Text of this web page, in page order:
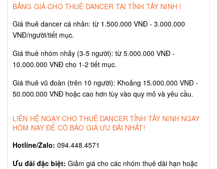
BẢNG GIÁ CHO THUÊ DANCER TẠI TỈNH TÂY NINH !
Giá thuê dancer cá nhân: từ 1.500.000 VNĐ - 3.000.000
VNĐ/người/tiết mục.
Giá thuê nhóm nhảy (3-5 người): từ 5.000.000 VNĐ -
10.000.000 VNĐ cho 1-2 tiết mục.
Giá thuê vũ đoàn (trên 10 người): Khoảng 15.000.000 VNĐ -
50.000.000 VNĐ hoặc cao hơn tùy vào quy mô và yêu cầu.
LIÊN HỆ NGAY CHO THUÊ DANCER TỈNH TÂY NINH NGAY
HÔM NAY ĐỂ CÓ BÁO GIÁ ƯU ĐÃI NHẤT!
Hotline/Zalo: 094.448.4571
Ưu đãi đặc biệt: Giảm giá cho các nhóm thuê dài hạn hoặc